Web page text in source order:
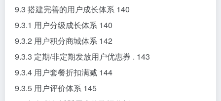
9.3 搭建完善的用户成长体系 140
9.3.1 用户分级成长体系 140
9.3.2 用户积分商城体系 142
9.3.3 定期/非定期发放用户优惠券 . 143
9.3.4 用户套餐折扣满减 144
9.3.5 用户评价体系 145